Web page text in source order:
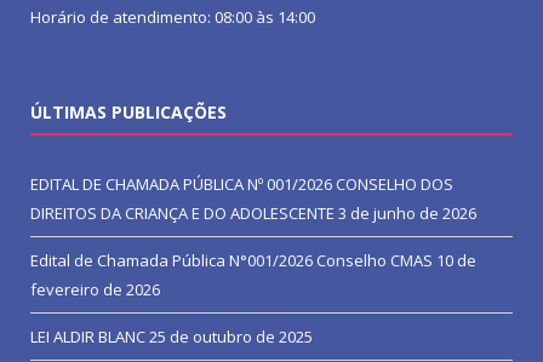
Horário de atendimento: 08:00 às 14:00
ÚLTIMAS PUBLICAÇÕES
EDITAL DE CHAMADA PÚBLICA Nº 001/2026 CONSELHO DOS
DIREITOS DA CRIANÇA E DO ADOLESCENTE 3 de junho de 2026
Edital de Chamada Pública N°001/2026 Conselho CMAS 10 de
fevereiro de 2026
LEI ALDIR BLANC25 de outubro de 2025